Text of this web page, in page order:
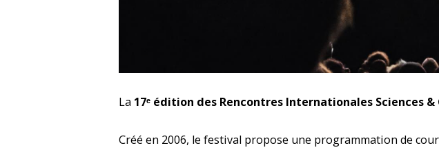
La 17ᵉ édition des Rencontres Internationales Sciences &
Créé en 2006, le festival propose une programmation de